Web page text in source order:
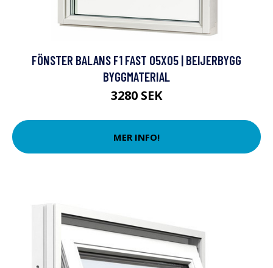
FÖNSTER BALANS F1 FAST 05X05 | BEIJERBYGG
BYGGMATERIAL
3280 SEK
MER INFO!